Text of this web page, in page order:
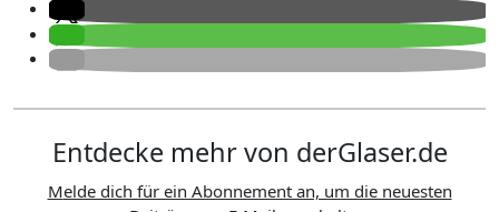
Entdecke mehr von derGlaser.de
Melde dich für ein Abonnement an, um die neuesten